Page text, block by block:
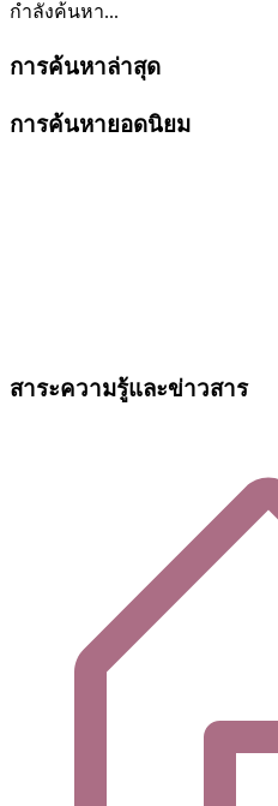
กำลังค้นหา...
การค้นหาล่าสุด
การค้นหายอดนิยม
สาระความรู้และข่าวสาร